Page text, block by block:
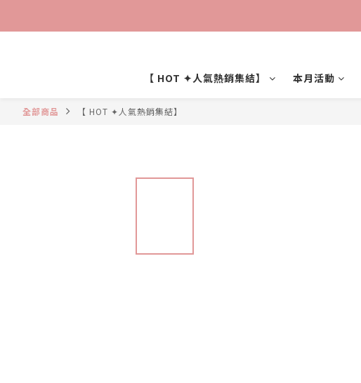
【 HOT ✦人氣熱銷集結】 本月活動
全部商品 【 HOT ✦人氣熱銷集結】